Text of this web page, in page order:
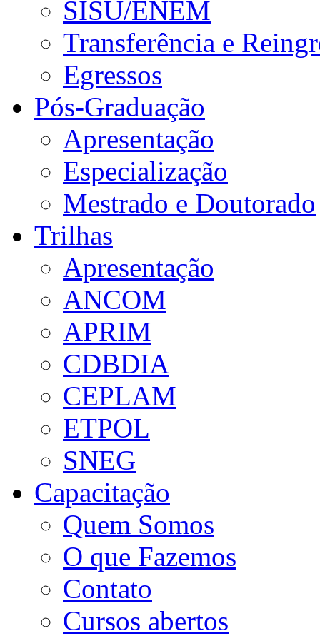
SISU/ENEM
Transferência e
Egressos
Pós-Graduação
Apresentação
Especialização
Mestrado e Doutorado
Trilhas
Apresentação
ANCOM
APRIM
CDBDIA
CEPLAM
ETPOL
SNEG
Capacitação
Quem Somos
O que Fazemos
Contato
Cursos abertos